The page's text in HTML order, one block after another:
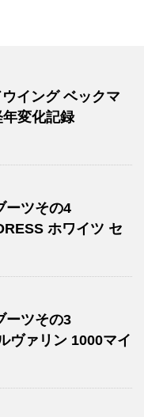
イング ベックマ
変化記録
ーツその4
ホワイツ セ
ーツその3
ヴァリン 1000マイ